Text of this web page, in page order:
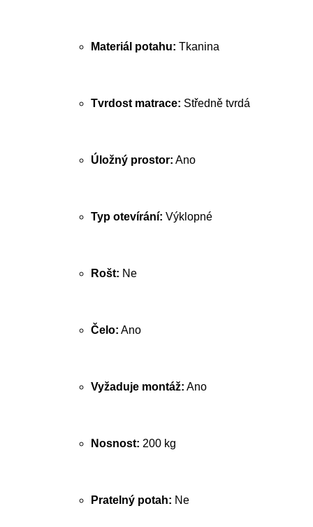
Materiál potahu: Tkanina
Tvrdost matrace: Středně tvrdá
Úložný prostor: Ano
Typ otevírání: Výklopné
Rošt: Ne
Čelo: Ano
Vyžaduje montáž: Ano
Nosnost: 200 kg
Pratelný potah: Ne